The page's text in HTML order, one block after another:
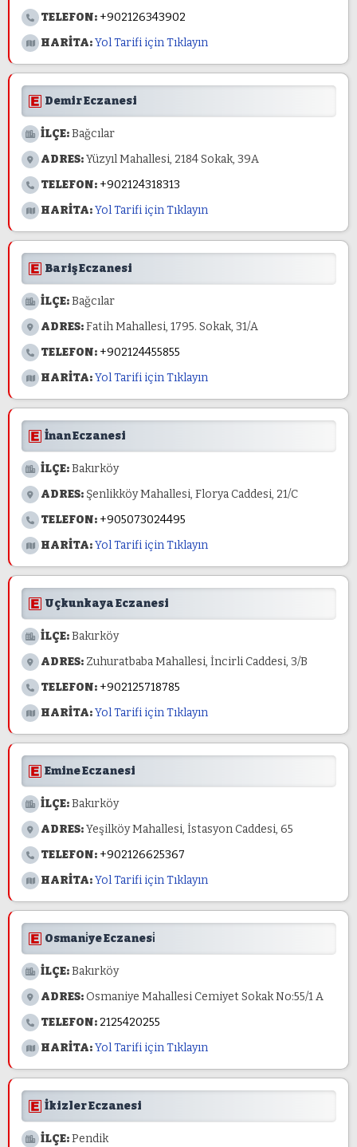
TELEFON: +902126343902
HARİTA:Yol Tarifi için Tıklayın
Demir Eczanesi
İLÇE:Bağcılar
ADRES:Yüzyıl Mahallesi, 2184 Sokak, 39A
TELEFON: +902124318313
HARİTA:Yol Tarifi için Tıklayın
Bariş Eczanesi
İLÇE:Bağcılar
ADRES:Fatih Mahallesi, 1795. Sokak, 31/A
TELEFON: +902124455855
HARİTA:Yol Tarifi için Tıklayın
İnan Eczanesi
İLÇE:Bakırköy
ADRES: Şenlikköy Mahallesi, Florya Caddesi, 21/C
TELEFON: +905073024495
HARİTA:Yol Tarifi için Tıklayın
Uçkunkaya Eczanesi
İLÇE:Bakırköy
ADRES: Zuhuratbaba Mahallesi, İncirli Caddesi, 3/B
TELEFON: +902125718785
HARİTA:Yol Tarifi için Tıklayın
Emine Eczanesi
İLÇE:Bakırköy
ADRES:Yeşilköy Mahallesi, İstasyon Caddesi, 65
TELEFON: +902126625367
HARİTA:Yol Tarifi için Tıklayın
Osmani̇ye Eczanesi̇
İLÇE:Bakırköy
ADRES:Osmaniye Mahallesi Cemiyet Sokak No:55/1 A
TELEFON: 2125420255
HARİTA:Yol Tarifi için Tıklayın
İkizler Eczanesi
İLÇE:Pendik